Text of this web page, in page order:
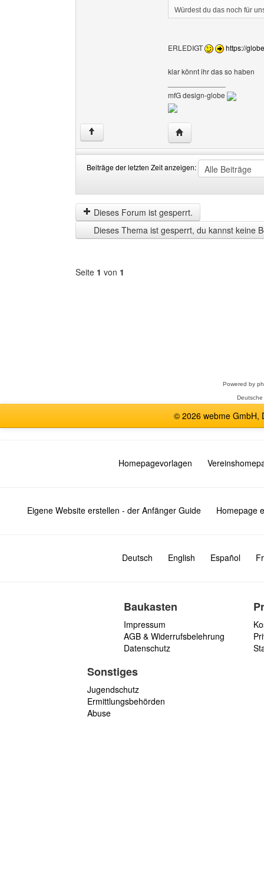
Würdest du das noch für
ERLEDIGT https://
klar könnt ihr das so haben
mfG design-globe
↑ Website dieses
Beiträge der letzten Zeit anzeigen:
der
letzten
Zeit
anzeigen
by
Dieses Forum ist gesperrt.
Dieses Thema ist gesperrt, du kannst keine
Seite 1 von 1
Powered by
© 2026 webme GmbH,
Homepagevorlagen
Eigene Website erstellen - der Anfänger Guide Homepage
Deutsch English Español
Baukasten
Impressum
AGB & Widerrufsbelehrung
Datenschutz
Sonstiges
Jugendschutz
Ermittlungsbehörden
Abuse